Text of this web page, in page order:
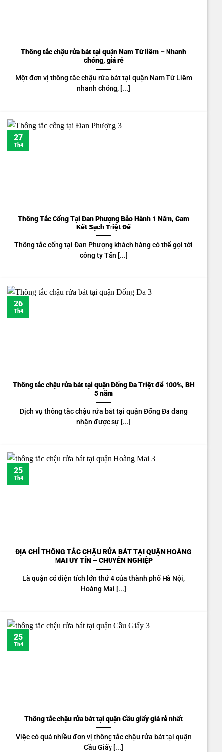
Thông tắc chậu rửa bát tại quận Nam Từ liêm – Nhanh
chóng, giá rẻ
Một đơn vị thông tắc chậu rửa bát tại quận Nam Từ Liêm
nhanh chóng, [...]
Thông Tắc Cống Tại Đan Phượng Bảo Hành 1 Năm, Cam
Kết Sạch Triệt Để
Thông tắc cống tại Đan Phượng khách hàng có thể gọi tới
công ty Tấn [...]
27
Th4
Thông tắc chậu rửa bát tại quận Đống Đa Triệt để 100%, BH
5 năm
Dịch vụ thông tắc chậu rửa bát tại quận Đống Đa đang
nhận được sự [...]
26
Th4
ĐỊA CHỈ THÔNG TẮC CHẬU RỬA BÁT TẠI QUẬN HOÀNG
MAI UY TÍN – CHUYÊN NGHIỆP
Là quận có diện tích lớn thứ 4 của thành phố Hà Nội,
Hoàng Mai [...]
25
Th4
Thông tắc chậu rửa bát tại quận Cầu giấy giá rẻ nhất
Việc có quá nhiều đơn vị thông tắc chậu rửa bát tại quận
Cầu Giấy [...]
25
Th4